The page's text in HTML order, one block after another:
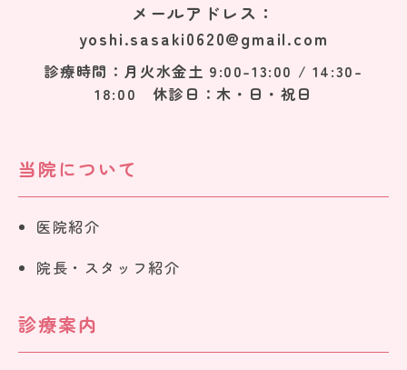
メールアドレス：
yoshi.sasaki0620@gmail.com
診療時間：月火水金土 9:00-13:00 / 14:30-
18:00 休診日：木・日・祝日
当院について
医院紹介
院長・スタッフ紹介
診療案内